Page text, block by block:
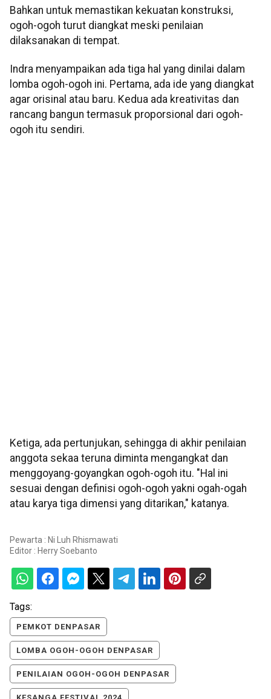
Bahkan untuk memastikan kekuatan konstruksi,
ogoh-ogoh turut diangkat meski penilaian
dilaksanakan di tempat.
Indra menyampaikan ada tiga hal yang dinilai dalam
lomba ogoh-ogoh ini. Pertama, ada ide yang diangkat
agar orisinal atau baru. Kedua ada kreativitas dan
rancang bangun termasuk proporsional dari ogoh-
ogoh itu sendiri.
Ketiga, ada pertunjukan, sehingga di akhir penilaian
anggota sekaa teruna diminta mengangkat dan
menggoyang-goyangkan ogoh-ogoh itu. "Hal ini
sesuai dengan definisi ogoh-ogoh yakni ogah-ogah
atau karya tiga dimensi yang ditarikan," katanya.
Pewarta : Ni Luh Rhismawati
Editor : Herry Soebanto
Tags:
PEMKOT DENPASAR
LOMBA OGOH-OGOH DENPASAR
PENILAIAN OGOH-OGOH DENPASAR